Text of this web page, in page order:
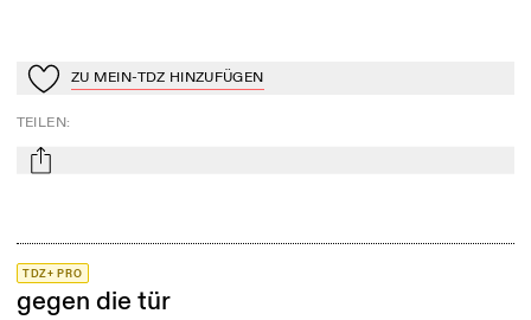
Zu Mein-TdZ hinzufügen
ZU MEIN-TDZ HINZUFÜGEN
TEILEN:
mail
TDZ+ PRO
gegen die tür